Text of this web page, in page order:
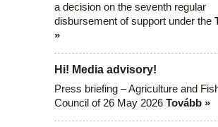
a decision on the seventh regular
disbursement of support under the
»
Hi! Media advisory!
Press briefing – Agriculture and
Council of 26 May 2026 Tovább »